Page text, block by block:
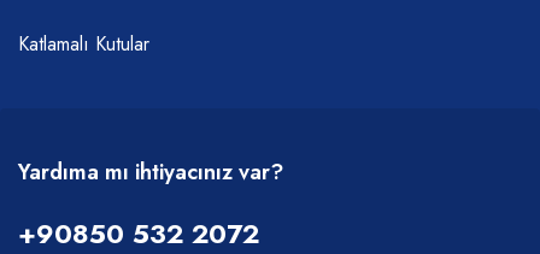
Katlamalı Kutular
Yardıma mı ihtiyacınız var?
+90850 532 2072